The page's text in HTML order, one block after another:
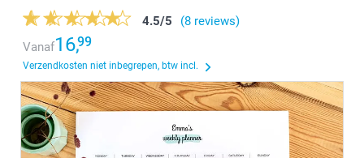
4.5/5
(8 reviews)
Vanaf16,99
Verzendkosten niet inbegrepen, btw incl.